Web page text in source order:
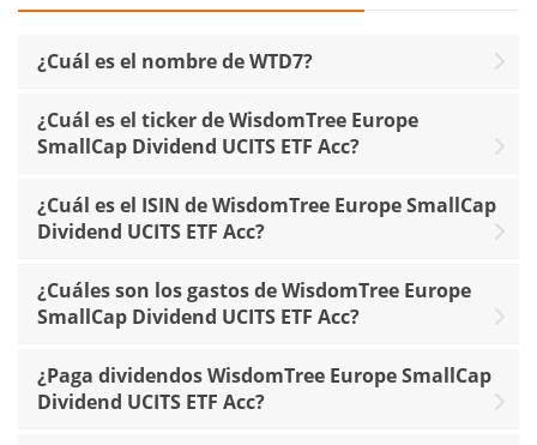
¿Cuál es el nombre de WTD7?
¿Cuál es el ticker de WisdomTree Europe
SmallCap Dividend UCITS ETF Acc?
¿Cuál es el ISIN de WisdomTree Europe SmallCap
Dividend UCITS ETF Acc?
¿Cuáles son los gastos de WisdomTree Europe
SmallCap Dividend UCITS ETF Acc?
¿Paga dividendos WisdomTree Europe SmallCap
Dividend UCITS ETF Acc?